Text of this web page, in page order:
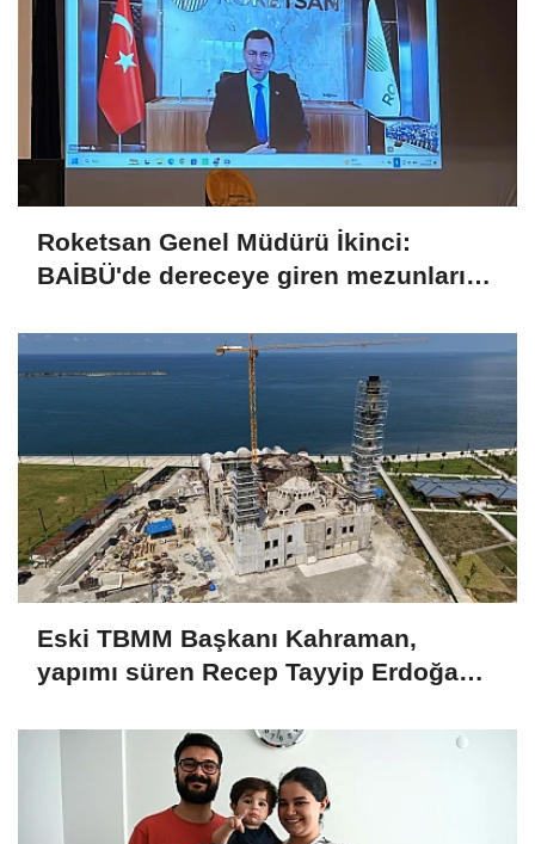
Roketsan Genel Müdürü İkinci:
BAİBÜ'de dereceye giren mezunları
Eski TBMM Başkanı Kahraman,
yapımı süren Recep Tayyip Erdoğan